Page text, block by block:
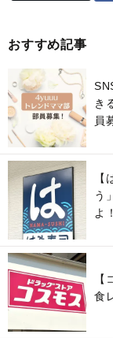
おすすめ記事
き
員
う
よ！
食